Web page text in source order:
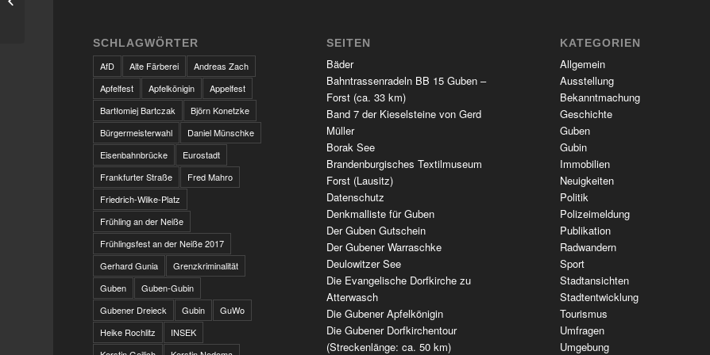
SCHLAGWÖRTER
AfD
Alte Färberei
Andreas Zach
Apfelfest
Apfelkönigin
Appelfest
Bartłomiej Bartczak
Björn Konetzke
Bürgermeisterwahl
Daniel Münschke
Eisenbahnbrücke
Eurostadt
Frankfurter Straße
Fred Mahro
Friedrich-Wilke-Platz
Frühling an der Neiße
Frühlingsfest an der Neiße 2017
Gerhard Gunia
Grenzkriminalität
Guben
Guben-Gubin
Gubener Dreieck
Gubin
GuWo
Heike Rochlitz
INSEK
SEITEN
Bäder
Bahntrassenradeln BB 15 Guben –
Forst (ca. 33 km)
Band 7 der Kieselsteine von Gerd
Müller
Borak See
Brandenburgisches Textilmuseum
Forst (Lausitz)
Datenschutz
Denkmalliste für Guben
Der Guben Gutschein
Der Gubener Warraschke
Deulowitzer See
Die Evangelische Dorfkirche zu
Atterwasch
Die Gubener Apfelkönigin
Die Gubener Dorfkirchentour
(Streckenlänge: ca. 50 km)
KATEGORIEN
Allgemein
Ausstellung
Bekanntmachung
Geschichte
Guben
Gubin
Immobilien
Neuigkeiten
Politik
Polizeimeldung
Publikation
Radwandern
Sport
Stadtansichten
Stadtentwicklung
Tourismus
Umfragen
Umgebung